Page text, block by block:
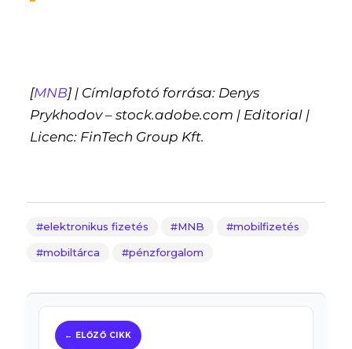
[MNB] | Címlapfotó forrása: Denys
Prykhodov – stock.adobe.com | Editorial |
Licenc: FinTech Group Kft.
elektronikus fizetés MNB mobilfizetés
mobiltárca pénzforgalom